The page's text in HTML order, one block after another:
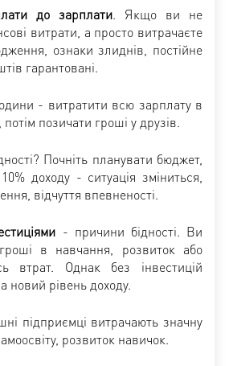
до зарплати. Якщо ви не
витрати, а просто витрачаєте
ознаки злиднів, постійне
гарантовані.
- витратити всю зарплату в
позичати гроші у друзів.
Почніть планувати бюджет,
доходу - ситуація зміниться,
відчуття впевненості.
- причини бідності. Ви
в навчання, розвиток або
втрат. Однак без інвестицій
новий рівень доходу.
підприємці витрачають значну
розвиток навичок.